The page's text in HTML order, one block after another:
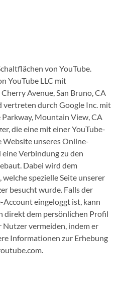
von YouTube.
YouTube LLC mit
Avenue, San Bruno, CA
vertreten durch Google Inc. mit
Mountain View, CA
die eine mit einer YouTube-
unseres Online-
Verbindung zu den
Dabei wird dem
spezielle Seite unserer
besucht wurde. Falls der
Account eingeloggt ist, kann
direkt dem persönlichen Profil
Nutzer vermeiden, indem er
Informationen zur Erhebung